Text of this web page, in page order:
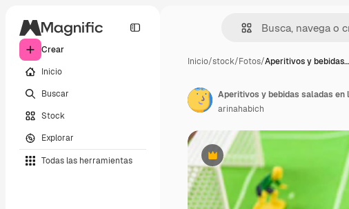
Crear
Inicio
Buscar
Stock
Explorar
Todas las herramientas
Inicio/stock/Fotos/Aperitivos y bebidas…
Premium
Aperitivos y bebidas saladas
arinahabich